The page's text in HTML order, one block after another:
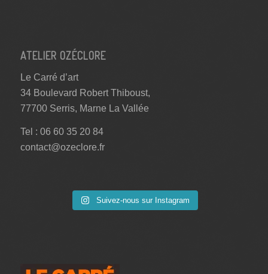
ATELIER OZÉCLORE
Le Carré d’art
34 Boulevard Robert Thiboust,
77700 Serris, Marne La Vallée
Tel : 06 60 35 20 84
contact@ozeclore.fr
Suivez-nous sur Instagram